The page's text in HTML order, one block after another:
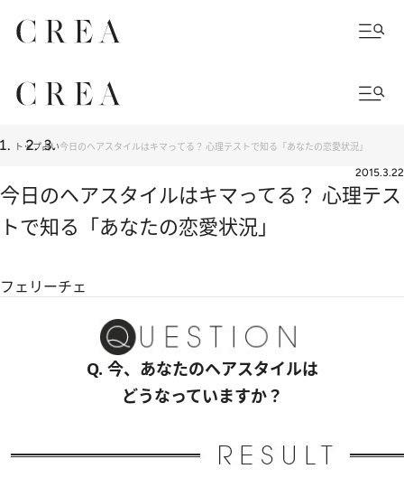
トップ占い今日のヘアスタイルはキマってる？ 心理テストで知る「あなたの恋愛状況」
2015.3.22
今日のヘアスタイルはキマってる？ 心理テス
トで知る「あなたの恋愛状況」
フェリーチェ
Q. 今、あなたのヘアスタイルは
どうなっていますか？